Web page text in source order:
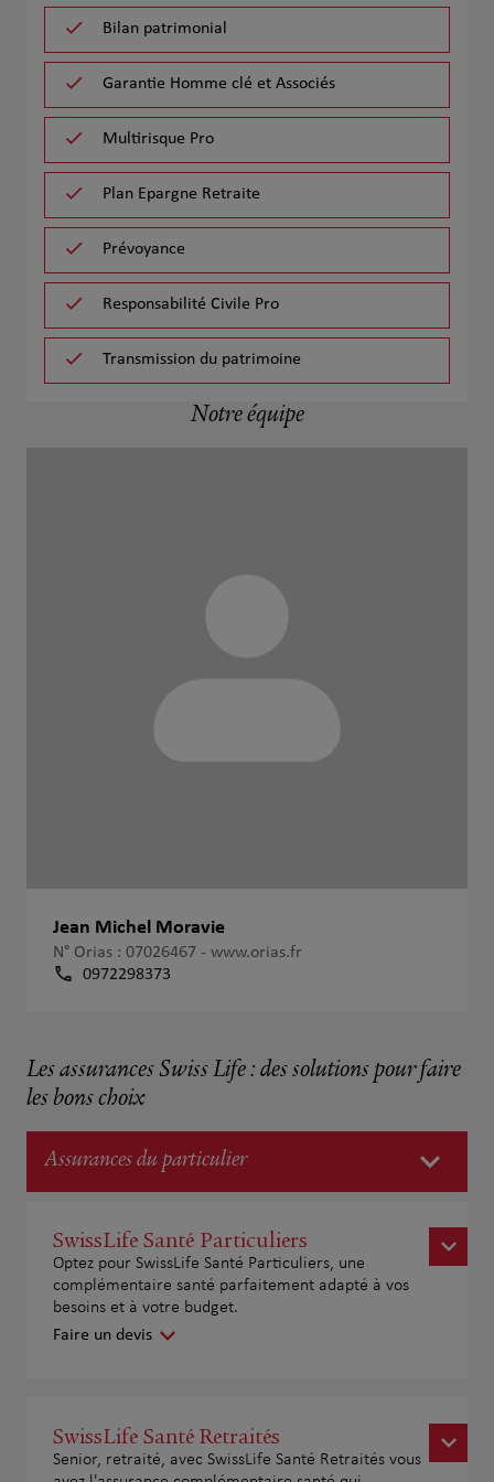
Bilan patrimonial
Garantie Homme clé et Associés
Multirisque Pro
Plan Epargne Retraite
Prévoyance
Responsabilité Civile Pro
Transmission du patrimoine
Notre équipe
Jean Michel Moravie
N° Orias : 07026467 - www.orias.fr
0972298373
Les assurances Swiss Life : des solutions pour faire
les bons choix
Assurances du particulier
SwissLife Santé Particuliers
Optez pour SwissLife Santé Particuliers, une
complémentaire santé parfaitement adapté à vos
besoins et à votre budget.
Faire un devis
SwissLife Santé Retraités
Senior, retraité, avec SwissLife Santé Retraités vous